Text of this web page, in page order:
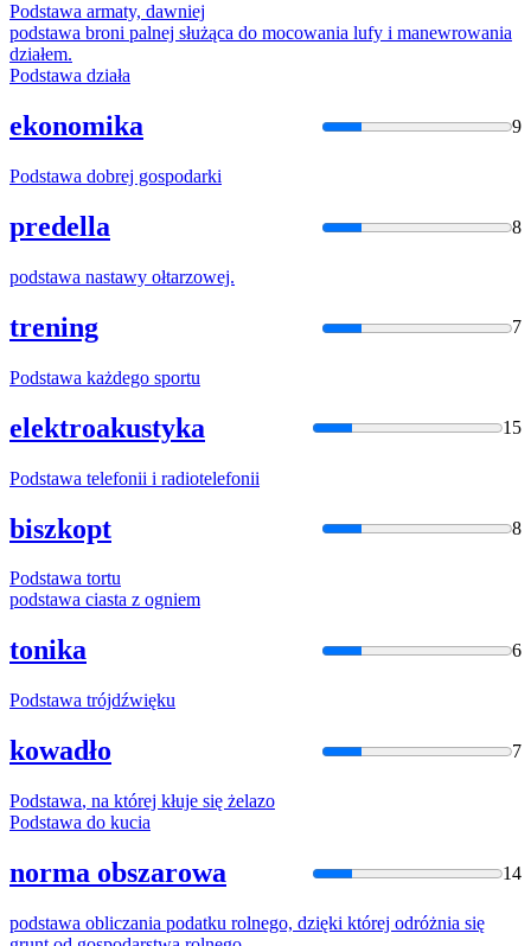
Podstawa armaty, dawniej
podstawa broni palnej służąca do mocowania lufy i manewrowania
działem.
Podstawa działa
ekonomika 9
Podstawa dobrej gospodarki
predella 8
podstawa nastawy ołtarzowej.
trening 7
Podstawa każdego sportu
elektroakustyka 15
Podstawa telefonii i radiotelefonii
biszkopt 8
Podstawa tortu
podstawa ciasta z ogniem
tonika 6
Podstawa trójdźwięku
kowadło 7
Podstawa, na której kłuje się żelazo
Podstawa do kucia
norma obszarowa 14
podstawa obliczania podatku rolnego, dzięki której odróżnia się